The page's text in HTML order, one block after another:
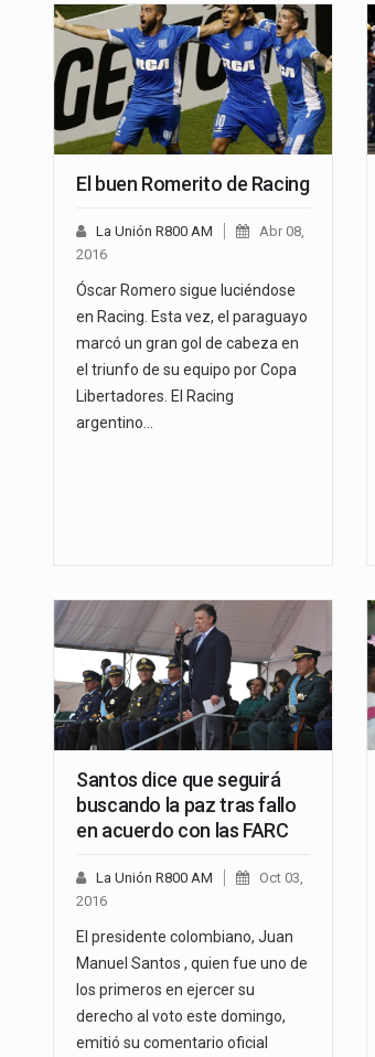
El buen Romerito de Racing
La Unión R800 AM
Abr 08,
2016
Óscar Romero sigue luciéndose
en Racing. Esta vez, el paraguayo
marcó un gran gol de cabeza en
el triunfo de su equipo por Copa
Libertadores. El Racing
argentino…
Santos dice que seguirá
buscando la paz tras fallo
en acuerdo con las FARC
La Unión R800 AM
Oct 03,
2016
El presidente colombiano, Juan
Manuel Santos , quien fue uno de
los primeros en ejercer su
derecho al voto este domingo,
emitió su comentario oficial